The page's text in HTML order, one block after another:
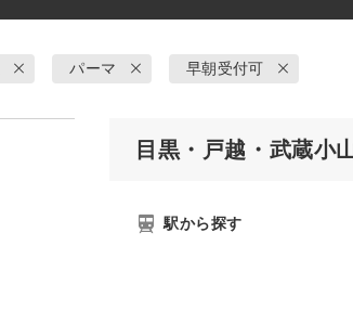
パーマ 早朝受付可
目黒・戸越・武蔵小
駅から探す